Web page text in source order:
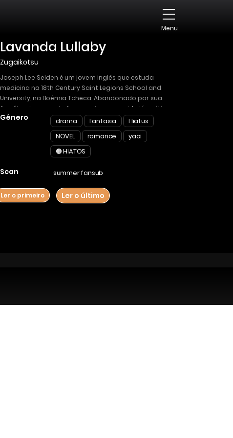
Menu
Lavanda Lullaby
Zugaikotsu
Joseph Lee Selden é um jovem inglês que estuda
medicina na 18th Century Saint Legions School and
University, na Boêmia Tcheca. Abandonado por sua
família e incapaz de fazer amigos, sua vida já caótica
experimenta uma reviravolta dramática quando ele
conhece Tariq Ali Bashir, um príncipe bruxo muito
misterioso e problemático. A partir daí, Joseph é
atraído para um mundo de magia, demônios e amor.
Gênero drama Fantasia
Hiatus
NOVEL
romance
yaoi
🟠 HIATOS
Scan summer fansub
Ler o primeiro Ler o último